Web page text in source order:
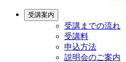
受講案内
受講までの流れ
受講料
申込方法
説明会のご案内